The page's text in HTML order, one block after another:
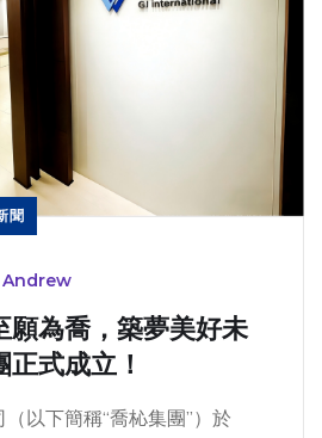
聞
Andrew
願為喬，築夢美好未
式成立！
以下簡稱“喬杺集團”）於